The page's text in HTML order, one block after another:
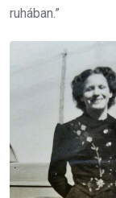
ruhában.”